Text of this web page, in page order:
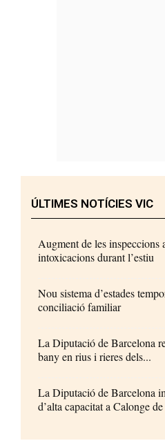
ÚLTIMES NOTÍCIES VIC
Augment de les inspeccions
intoxicacions durant l’estiu
Nou sistema d’estades
conciliació familiar
La Diputació de Barcelona
bany en rius i rieres dels...
La Diputació de Barcelona
d’alta capacitat a Calonge